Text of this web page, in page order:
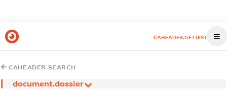
CAHEADER.GETTEST
CAHEADER.SEARCH
document.dossier